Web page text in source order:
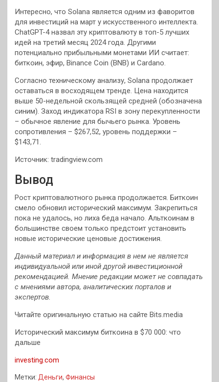
Интересно, что Solana является одним из фаворитов
для инвестиций на март у искусственного интеллекта.
ChatGPT-4 назвал эту криптовалюту в топ-5 лучших
идей на третий месяц 2024 года. Другими
потенциально прибыльными монетами ИИ считает:
биткоин, эфир, Binance Coin (BNB) и Cardano.
Согласно техническому анализу, Solana продолжает
оставаться в восходящем тренде. Цена находится
выше 50-недельной скользящей средней (обозначена
синим). Заход индикатора RSI в зону перекупленности
– обычное явление для бычьего рынка. Уровень
сопротивления – $267,52, уровень поддержки –
$143,71.
Источник: tradingview.com
Вывод
Рост криптовалютного рынка продолжается. Биткоин
смело обновил исторический максимум. Закрепиться
пока не удалось, но лиха беда начало. Альткоинам в
большинстве своем только предстоит установить
новые исторические ценовые достижения.
Данный материал и информация в нем не является
индивидуальной или иной другой инвестиционной
рекомендацией. Мнение редакции может не совпадать
с мнениями автора, аналитических порталов и
экспертов.
Читайте оригинальную статью на сайте Bits.media
Исторический максимум биткоина в $70 000: что
дальше
investing.com
Метки: Деньги, Финансы